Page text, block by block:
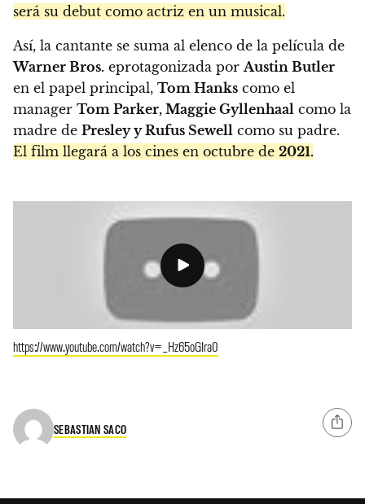
será su debut como actriz en un musical.
Así, la cantante se suma al elenco de la película de
Warner Bros. eprotagonizada porAustin Butler
en el papel principal, Tom Hanks como el
manager Tom Parker, Maggie Gyllenhaal como la
madre de Presley y Rufus Sewell como su padre.
El film llegará a los cines en octubre de 2021.
https://www.youtube.com/watch?v=_Hz65oGIra0
SEBASTIAN SACO